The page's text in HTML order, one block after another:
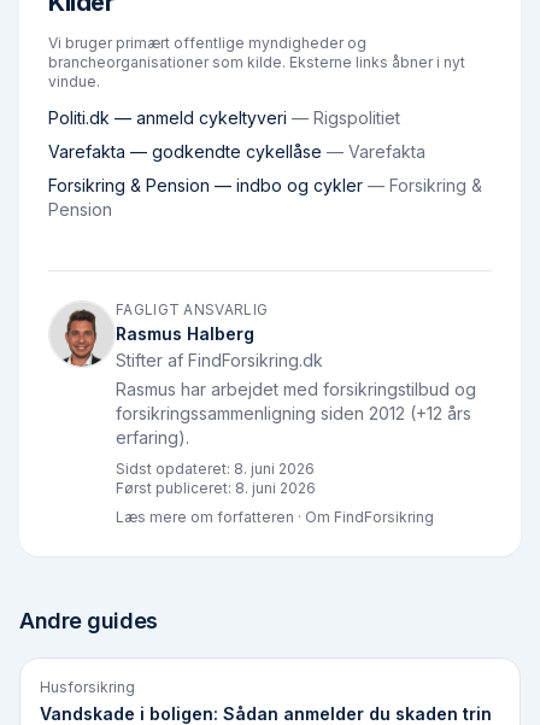
Vi bruger primært offentlige myndigheder og
brancheorganisationer som kilde. Eksterne links åbner i nyt
vindue.
Politi.dk — anmeld cykeltyveri — Rigspolitiet
Varefakta — godkendte cykellåse — Varefakta
Forsikring & Pension — indbo og cykler — Forsikring &
Pension
FAGLIGT ANSVARLIG
Rasmus Halberg
Stifter af FindForsikring.dk
Rasmus har arbejdet med forsikringstilbud og
forsikringssammenligning siden 2012 (+12 års
erfaring).
Sidst opdateret: 8. juni 2026
Først publiceret: 8. juni 2026
Læs mere om forfatteren · Om FindForsikring
Andre guides
Husforsikring
Vandskade i boligen: Sådan anmelder du skaden trin